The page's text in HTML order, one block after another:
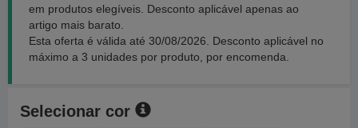
em produtos elegíveis. Desconto aplicável apenas ao
artigo mais barato.
Esta oferta é válida até 30/08/2026. Desconto aplicável no
máximo a 3 unidades por produto, por encomenda.
Selecionar cor